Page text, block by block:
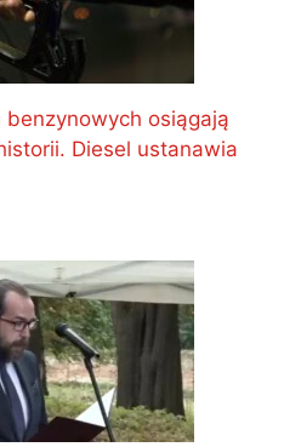
osiągają
Diesel ustanawia